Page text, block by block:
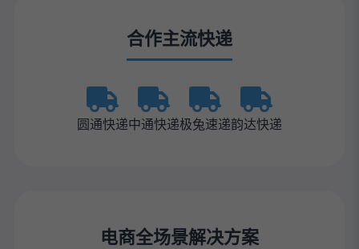
合作主流快递
圆通快递中通快递极兔速递韵达快递
电商全场景解决方案